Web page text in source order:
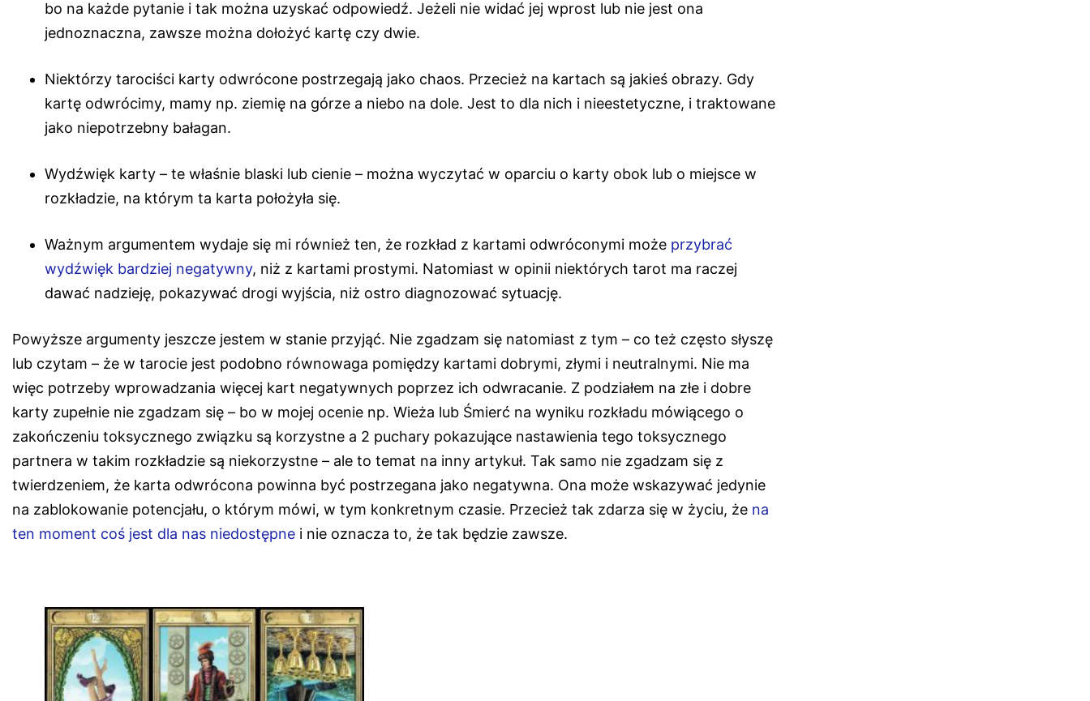
bo na każde pytanie i tak można uzyskać odpowiedź. Jeżeli nie widać jej wprost lub nie jest ona
jednoznaczna, zawsze można dołożyć kartę czy dwie.
Niektórzy tarociści karty odwrócone postrzegają jako chaos. Przecież na kartach są jakieś obrazy. Gdy
kartę odwrócimy, mamy np. ziemię na górze a niebo na dole. Jest to dla nich i nieestetyczne, i traktowane
jako niepotrzebny bałagan.
Wydźwięk karty – te właśnie blaski lub cienie – można wyczytać w oparciu o karty obok lub o miejsce w
rozkładzie, na którym ta karta położyła się.
Ważnym argumentem wydaje się mi również ten, że rozkład z kartami odwróconymi może przybrać
wydźwięk bardziej negatywny, niż z kartami prostymi. Natomiast w opinii niektórych tarot ma raczej
dawać nadzieję, pokazywać drogi wyjścia, niż ostro diagnozować sytuację.
Powyższe argumenty jeszcze jestem w stanie przyjąć. Nie zgadzam się natomiast z tym – co też często słyszę
lub czytam – że w tarocie jest podobno równowaga pomiędzy kartami dobrymi, złymi i neutralnymi. Nie ma
więc potrzeby wprowadzania więcej kart negatywnych poprzez ich odwracanie. Z podziałem na złe i dobre
karty zupełnie nie zgadzam się – bo w mojej ocenie np. Wieża lub Śmierć na wyniku rozkładu mówiącego o
zakończeniu toksycznego związku są korzystne a 2 puchary pokazujące nastawienia tego toksycznego
partnera w takim rozkładzie są niekorzystne – ale to temat na inny artykuł. Tak samo nie zgadzam się z
twierdzeniem, że karta odwrócona powinna być postrzegana jako negatywna. Ona może wskazywać jedynie
na zablokowanie potencjału, o którym mówi, w tym konkretnym czasie. Przecież tak zdarza się w życiu, że na
ten moment coś jest dla nas niedostępne i nie oznacza to, że tak będzie zawsze.